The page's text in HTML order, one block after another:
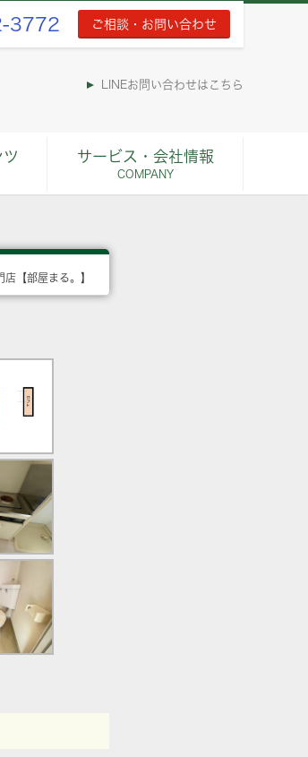
3772 ご相談・お問い合わせ
LINEお問い合わせはこちら
サービス・会社情報
COMPANY
【部屋まる。】